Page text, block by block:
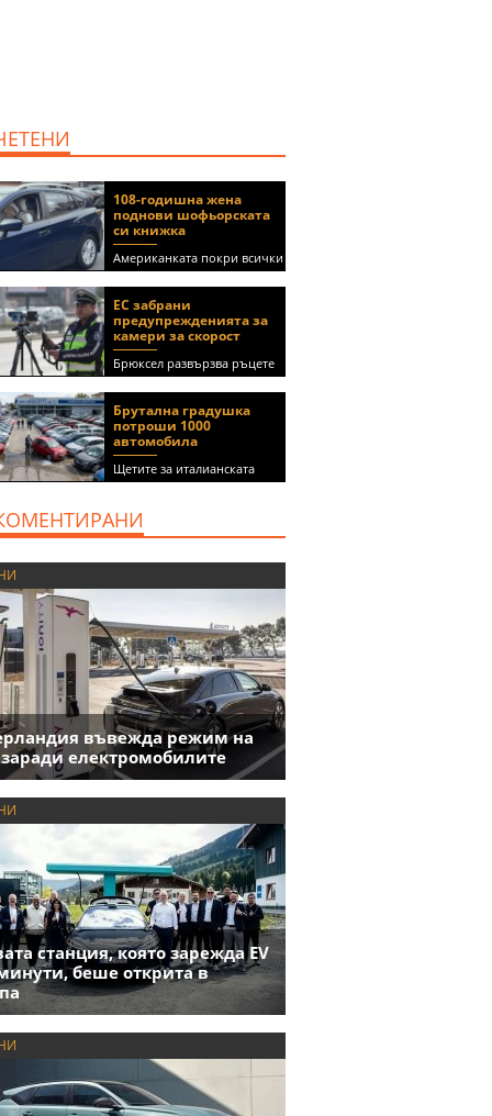
108-годишна жена
поднови шофьорската
си книжка
Американката покри всички
медицински изисквания, за
(ВИДЕО)
ЕС забрани
предупрежденията за
камери за скорост
Брюксел развързва ръцете
на правителствата за
приложения като Waze и
Google Maps
Брутална градушка
потроши 1000
автомобила
Щетите за италианската
автокъща се оценяват на 5
въвежда режим на
заради електромобилите
станция, която зарежда EV
беше открита в